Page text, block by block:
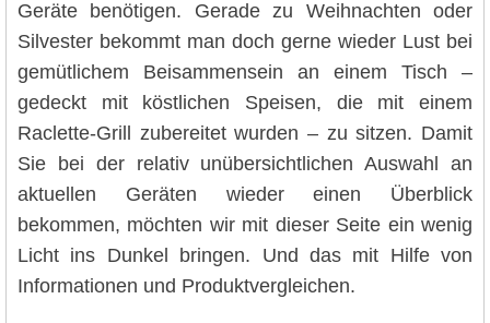
Geräte benötigen. Gerade zu Weihnachten oder
Silvester bekommt man doch gerne wieder Lust bei
gemütlichem Beisammensein an einem Tisch –
gedeckt mit köstlichen Speisen, die mit einem
Raclette-Grill zubereitet wurden – zu sitzen. Damit
Sie bei der relativ unübersichtlichen Auswahl an
aktuellen Geräten wieder einen Überblick
bekommen, möchten wir mit dieser Seite ein wenig
Licht ins Dunkel bringen. Und das mit Hilfe von
Informationen und Produktvergleichen.